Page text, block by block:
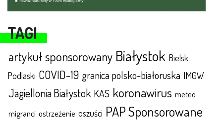
TAGI
artykuł sponsorowany Białystok Bielsk
Podlaski COVID-19 granica polsko-białoruska IMGW
Jagiellonia Białystok KAS koronawirus meteo
migranci ostrzeżenie oszuści PAP Sponsorowane